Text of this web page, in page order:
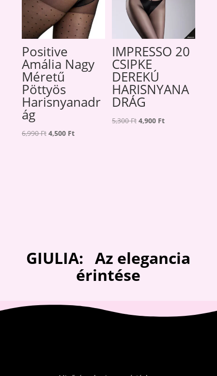
Positive
Amália Nagy
Méretű
Pöttyös
Harisnyanadr
ág
6,990Ft Original
4,500 FtCurrent
IMPRESSO 20
CSIPKE
DEREKÚ
HARISNYANA
DRÁG
5,300Ft Original
4,900 FtCurrent
GIULIA: Az elegancia
érintése